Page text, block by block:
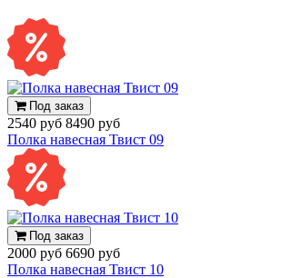
Под заказ
2540 руб 8490 руб
Полка навесная Твист 09
Под заказ
2000 руб 6690 руб
Полка навесная Твист 10